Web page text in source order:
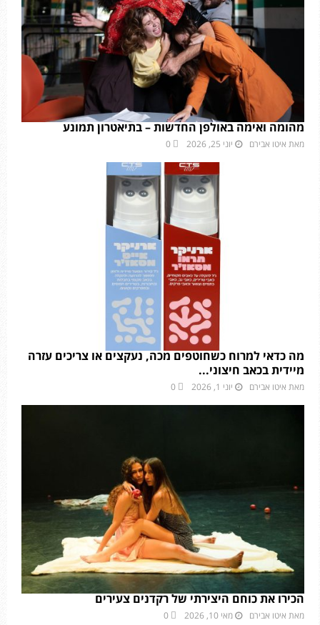
מהומה ואימה באולפן החדשות – בתיאטרון תמונע
מאת איטו אבירם יוני 25, 2026 0
מה כדאי למרוח כשחוטפים מכה, נעקצים או צריכים עזרה
מיידית בכאב חיצוני...
מאת איטו אבירם יוני 1, 2026 0
הכירו את כוחם היצירתי של רקדנים צעירים
מאת איטו אבירם מאי 10, 2026 0